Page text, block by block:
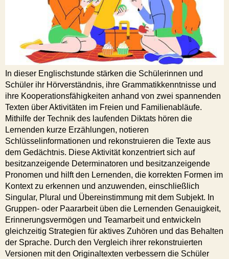
In dieser Englischstunde stärken die Schülerinnen und
Schüler ihr Hörverständnis, ihre Grammatikkenntnisse und
ihre Kooperationsfähigkeiten anhand von zwei spannenden
Texten über Aktivitäten im Freien und Familienabläufe.
Mithilfe der Technik des laufenden Diktats hören die
Lernenden kurze Erzählungen, notieren
Schlüsselinformationen und rekonstruieren die Texte aus
dem Gedächtnis. Diese Aktivität konzentriert sich auf
besitzanzeigende Determinatoren und besitzanzeigende
Pronomen und hilft den Lernenden, die korrekten Formen im
Kontext zu erkennen und anzuwenden, einschließlich
Singular, Plural und Übereinstimmung mit dem Subjekt. In
Gruppen- oder Paararbeit üben die Lernenden Genauigkeit,
Erinnerungsvermögen und Teamarbeit und entwickeln
gleichzeitig Strategien für aktives Zuhören und das Behalten
der Sprache. Durch den Vergleich ihrer rekonstruierten
Versionen mit den Originaltexten verbessern die Schüler